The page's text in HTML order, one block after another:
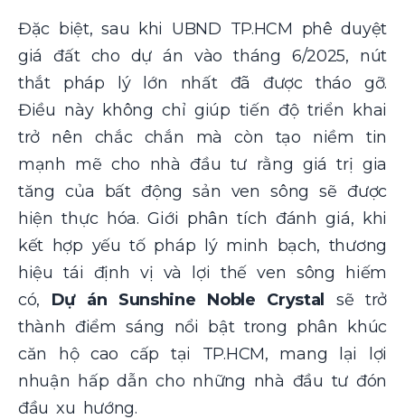
Đặc biệt, sau khi UBND TP.HCM phê duyệt
giá đất cho dự án vào tháng 6/2025, nút
thắt pháp lý lớn nhất đã được tháo gỡ.
Điều này không chỉ giúp tiến độ triển khai
trở nên chắc chắn mà còn tạo niềm tin
mạnh mẽ cho nhà đầu tư rằng giá trị gia
tăng của bất động sản ven sông sẽ được
hiện thực hóa. Giới phân tích đánh giá, khi
kết hợp yếu tố pháp lý minh bạch, thương
hiệu tái định vị và lợi thế ven sông hiếm
có, Dự án Sunshine Noble Crystal
sẽ trở
thành điểm sáng nổi bật trong phân khúc
căn hộ cao cấp tại TP.HCM, mang lại lợi
nhuận hấp dẫn cho những nhà đầu tư đón
đầu xu hướng.